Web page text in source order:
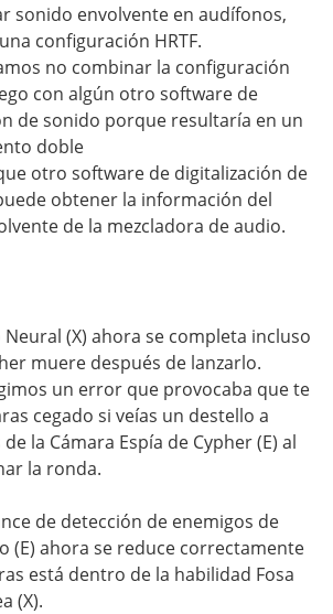
sonido envolvente en audífonos,
configuración HRTF.
no combinar la configuración
con algún otro software de
de sonido porque resultaría en un
doble
otro software de digitalización de
obtener la información del
de la mezcladora de audio.
Neural (X) ahora se completa incluso
muere después de lanzarlo.
un error que provocaba que te
cegado si veías un destello a
la Cámara Espía de Cypher (E) al
la ronda.
de detección de enemigos de
(E) ahora se reduce correctamente
está dentro de la habilidad Fosa
(X).